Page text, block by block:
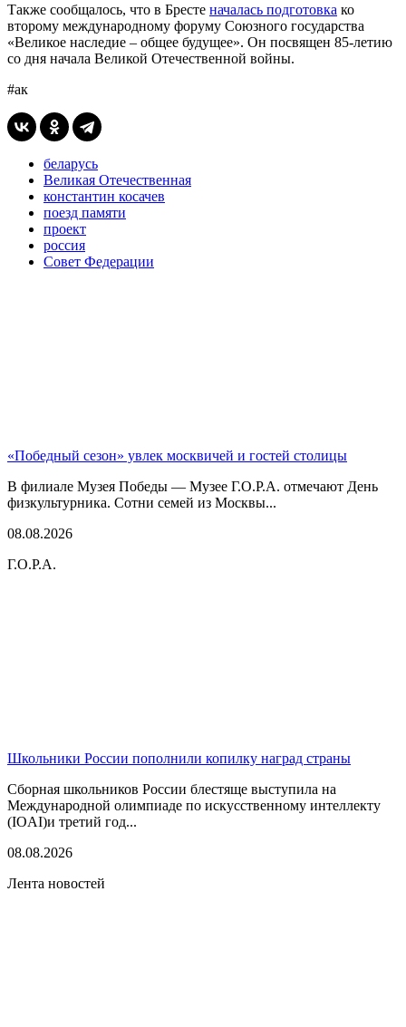
Также сообщалось, что в Бресте началась подготовка ко
второму международному форуму Союзного государства
«Великое наследие – общее будущее». Он посвящен 85-летию
со дня начала Великой Отечественной войны.
#ак
беларусь
Великая Отечественная
константин косачев
поезд памяти
проект
россия
Совет Федерации
«Победный сезон» увлек москвичей и гостей столицы
В филиале Музея Победы — Музее Г.О.Р.А. отмечают День
физкультурника. Сотни семей из Москвы...
08.08.2026
Г.О.Р.А.
Школьники России пополнили копилку наград страны
Сборная школьников России блестяще выступила на
Международной олимпиаде по искусственному интеллекту
(IOAI)и третий год...
08.08.2026
Лента новостей